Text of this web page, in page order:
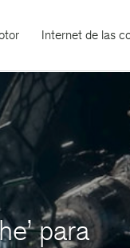
Internet de las
para